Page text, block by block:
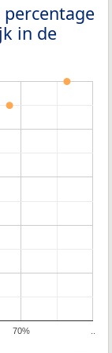
in de
70%